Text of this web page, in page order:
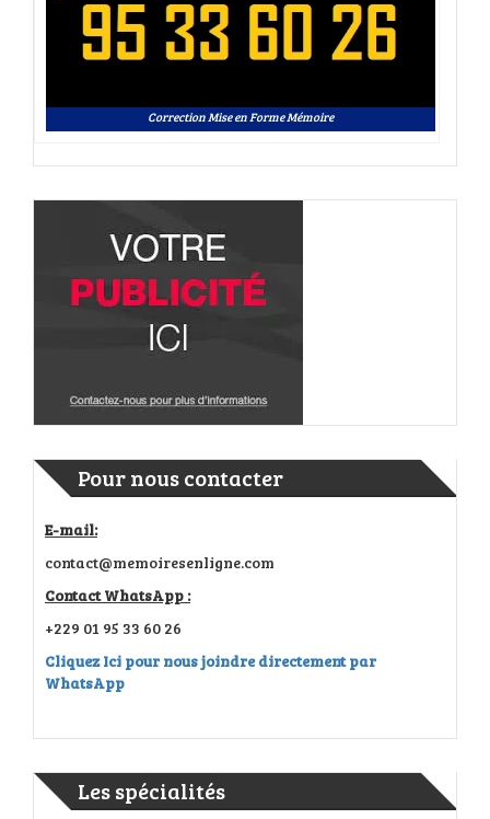
Correction Mise en Forme Mémoire
Pour nous contacter
E-mail:
contact@memoiresenligne.com
Contact WhatsApp :
+229 01 95 33 60 26
Cliquez Ici pour nous joindre directement par
WhatsApp
Les spécialités